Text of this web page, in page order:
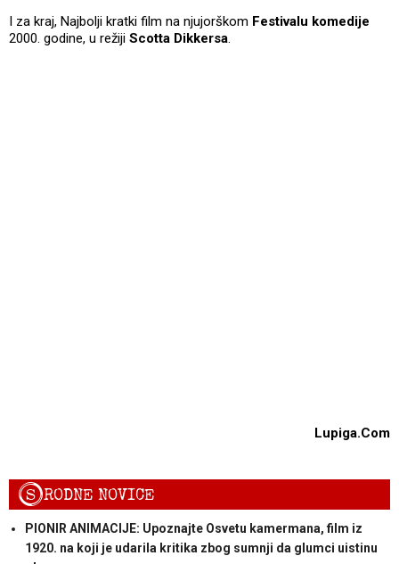
I za kraj, Najbolji kratki film na njujorškom Festivalu komedije
2000. godine, u režiji Scotta Dikkersa.
Lupiga.Com
SRODNE NOVICE
PIONIR ANIMACIJE: Upoznajte Osvetu kamermana, film iz
1920. na koji je udarila kritika zbog sumnji da glumci uistinu